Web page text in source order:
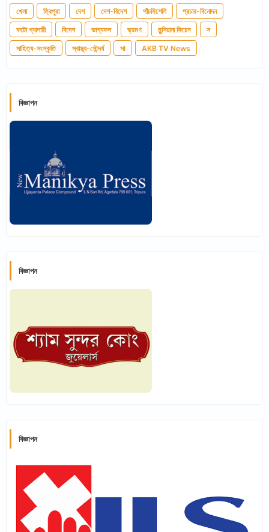
খেলা ত্রিপুরা দেশ দেশ-বিদেশ পাঁচমিশেলি প্রচার-বিনোদন
ফটো গ্যালারী বিদেশ ভাগ্যফল ভ্রমণ মুন্সিয়ানা কিচেন স
সাহিত্য-সংস্কৃতি স্বাস্থ্য-সৌন্দর্য সl AKB TV News
বিজ্ঞাপন
বিজ্ঞাপন
বিজ্ঞাপন